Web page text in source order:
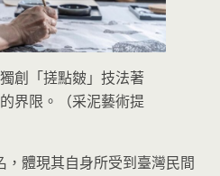
創「搓點皴」技法著
界限。（采泥藝術提
體現其自身所受到臺灣民間